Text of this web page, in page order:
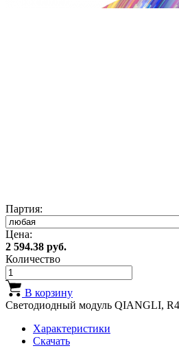
Партия:
Цена:
2 594.38 руб.
Количество
В корзину
Светодиодный модуль QIANGLI,
Характеристики
Скачать